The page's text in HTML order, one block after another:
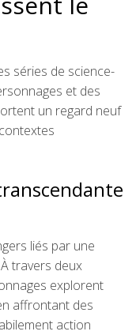
séries de science-
et des
un regard neuf
liés par une
travers deux
explorent
affrontant des
action